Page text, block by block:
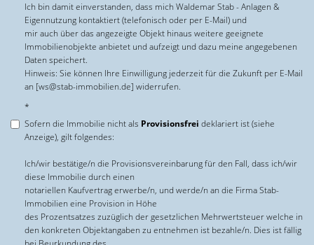
Ich bin damit einverstanden, dass mich Waldemar Stab - Anlagen &
Eigennutzung kontaktiert (telefonisch oder per E-Mail) und
mir auch über das angezeigte Objekt hinaus weitere geeignete
Immobilienobjekte anbietet und aufzeigt und dazu meine angegebenen
Daten speichert.
Hinweis: Sie können Ihre Einwilligung jederzeit für die Zukunft per E-Mail
an [ws@stab-immobilien.de] widerrufen.
*
Sofern die Immobilie nicht als Provisionsfrei deklariert ist (siehe
Anzeige), gilt folgendes:
Ich/wir bestätige/n die Provisionsvereinbarung für den Fall, dass ich/wir
diese Immobilie durch einen
notariellen Kaufvertrag erwerbe/n, und werde/n an die Firma Stab-
Immobilien eine Provision in Höhe
des Prozentsatzes zuzüglich der gesetzlichen Mehrwertsteuer welche in
den konkreten Objektangaben zu entnehmen ist bezahle/n. Dies ist fällig